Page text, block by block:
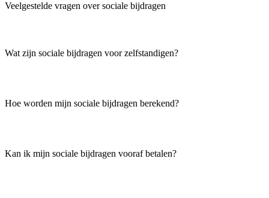
Veelgestelde vragen over sociale bijdragen
Wat zijn sociale bijdragen voor zelfstandigen?
Hoe worden mijn sociale bijdragen berekend?
Kan ik mijn sociale bijdragen vooraf betalen?